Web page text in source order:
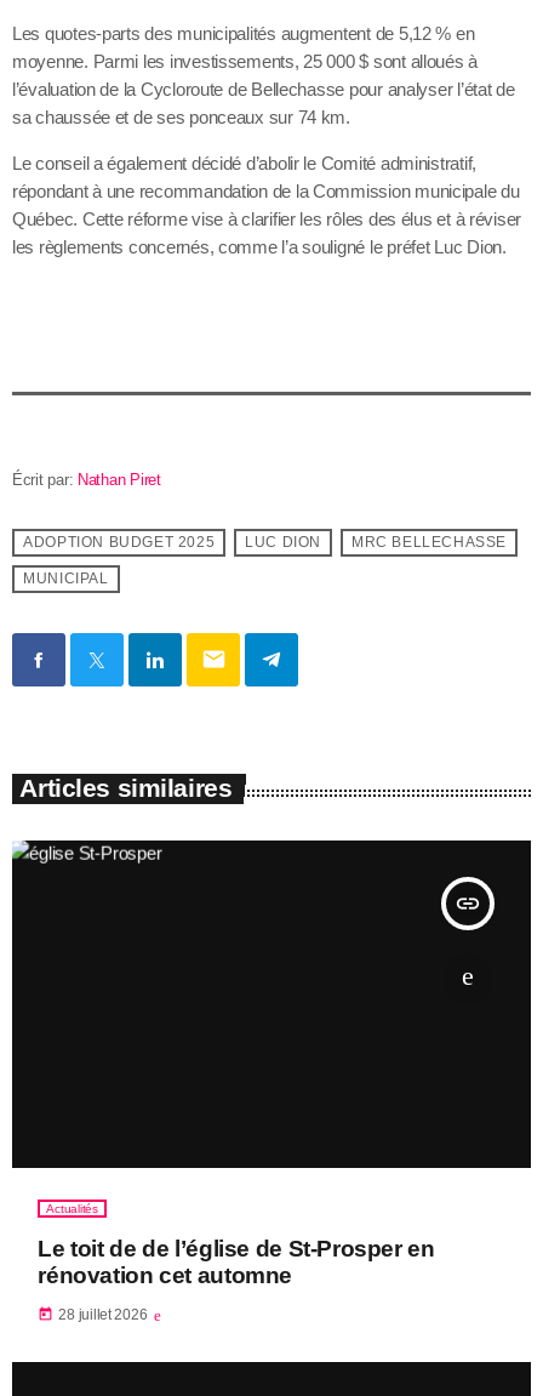
Les quotes-parts des municipalités augmentent de 5,12 % en
moyenne. Parmi les investissements, 25 000 $ sont alloués à
l’évaluation de la Cycloroute de Bellechasse pour analyser l’état de
sa chaussée et de ses ponceaux sur 74 km.
Le conseil a également décidé d’abolir le Comité administratif,
répondant à une recommandation de la Commission municipale du
Québec. Cette réforme vise à clarifier les rôles des élus et à réviser
les règlements concernés, comme l’a souligné le préfet Luc Dion.
Écrit par: Nathan Piret
ADOPTION BUDGET 2025 LUC DION MRC BELLECHASSE
MUNICIPAL
email
Articles similaires
insert_link
Actualités
Le toit de de l’église de St-Prosper en
rénovation cet automne
today 28 juillet 2026